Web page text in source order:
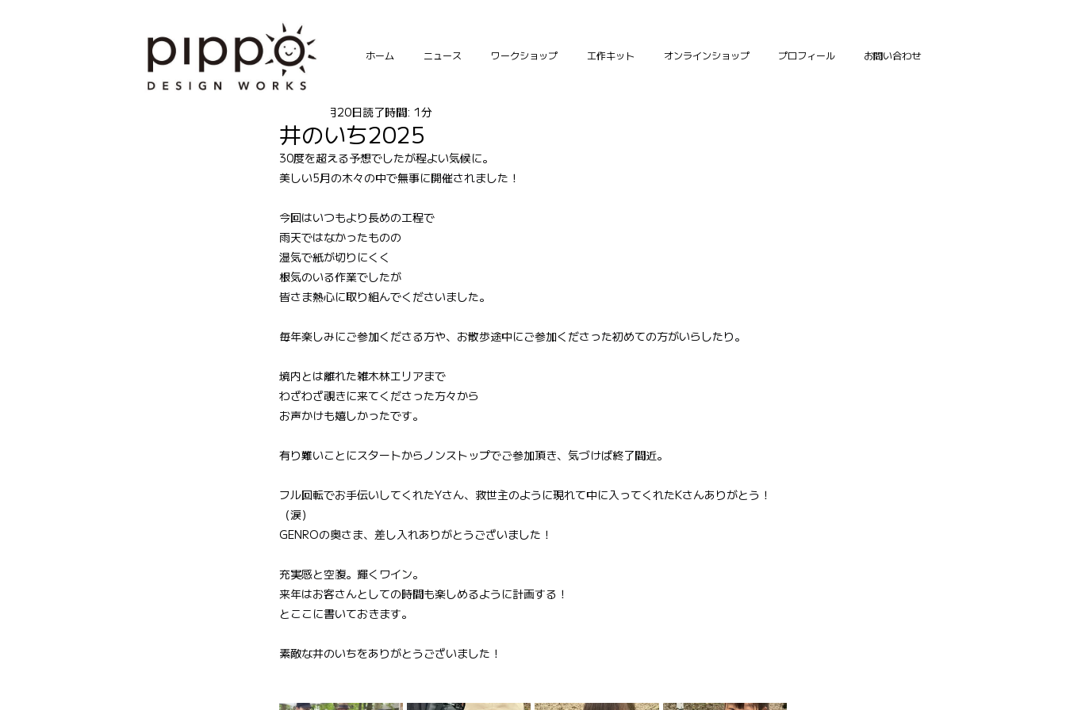
ホーム ニュース ワークショップ 工作キット オンラインショップ プロフィール お問い合わせ
1
井のいち2025
2025年5月20日読了時間: 1分
30度を超える予想でしたが程よい気候に。
美しい5月の木々の中で無事に開催されました！
今回はいつもより長めの工程で
雨天ではなかったものの
湿気で紙が切りにくく
根気のいる作業でしたが
皆さま熱心に取り組んでくださいました。
毎年楽しみにご参加くださる方や、お散歩途中にご参加くださった初めての方がいらしたり。
境内とは離れた雑木林エリアまで
わざわざ覗きに来てくださった方々から
お声かけも嬉しかったです。
有り難いことにスタートからノンストップでご参加頂き、気づけば終了間近。
フル回転でお手伝いしてくれたYさん、救世主のように現れて中に入ってくれたKさんありがとう！
（涙）
GENROの奥さま、差し入れありがとうございました！
充実感と空腹。輝くワイン。
来年はお客さんとしての時間も楽しめるように計画する！
とここに書いておきます。
素敵な井のいちをありがとうございました！